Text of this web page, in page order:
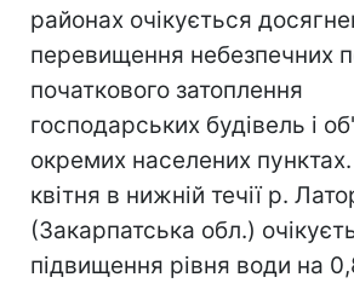
районах очікується
перевищення небезпечних
початкового затоплення
господарських будівель і
окремих населених
квітня в нижній течії р.
(Закарпатська обл.)
підвищення рівня води на